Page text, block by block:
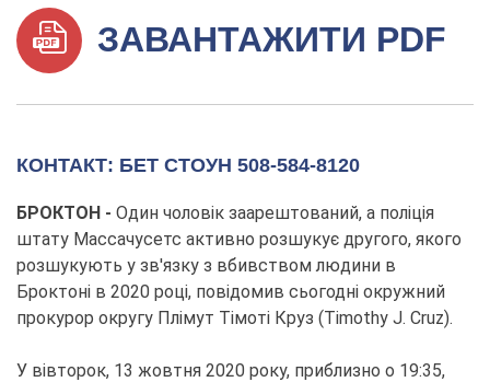
ЗАВАНТАЖИТИ PDF
КОНТАКТ: БЕТ СТОУН 508-584-8120
БРОКТОН - Один чоловік заарештований, а поліція
штату Массачусетс активно розшукує другого, якого
розшукують у зв'язку з вбивством людини в
Броктоні в 2020 році, повідомив сьогодні окружний
прокурор округу Плімут Тімоті Круз (Timothy J. Cruz).
У вівторок, 13 жовтня 2020 року, приблизно о 19:35,